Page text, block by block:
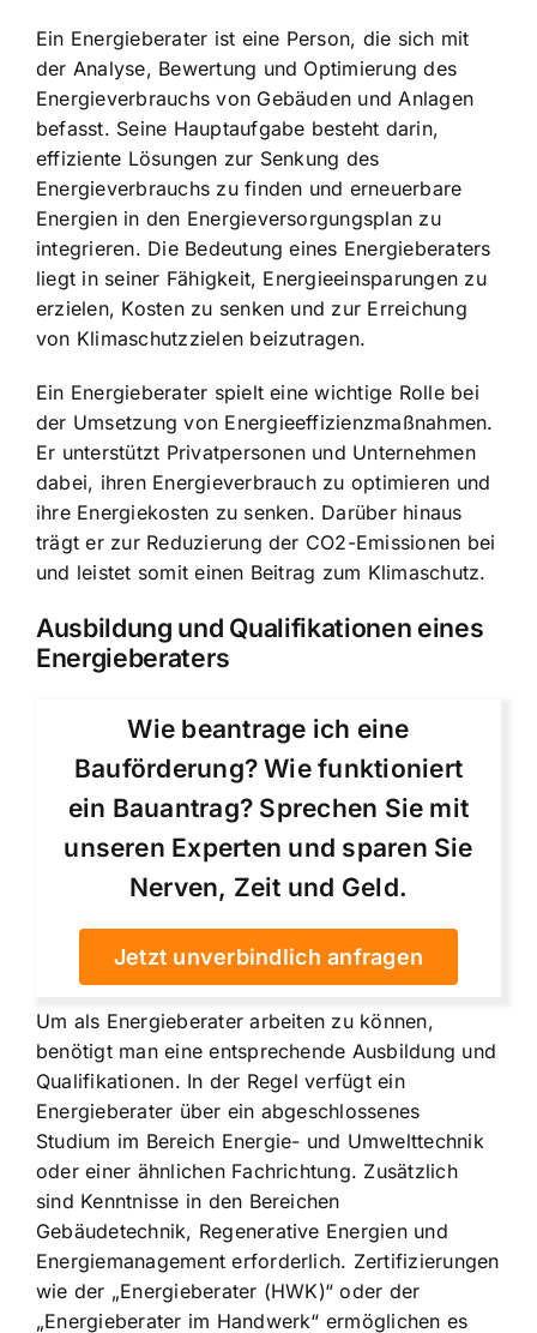
Ein Energieberater ist eine Person, die sich mit
der Analyse, Bewertung und Optimierung des
Energieverbrauchs von Gebäuden und Anlagen
befasst. Seine Hauptaufgabe besteht darin,
effiziente Lösungen zur Senkung des
Energieverbrauchs zu finden und erneuerbare
Energien in den Energieversorgungsplan zu
integrieren. Die Bedeutung eines Energieberaters
liegt in seiner Fähigkeit, Energieeinsparungen zu
erzielen, Kosten zu senken und zur Erreichung
von Klimaschutzzielen beizutragen.
Ein Energieberater spielt eine wichtige Rolle bei
der Umsetzung von Energieeffizienzmaßnahmen.
Er unterstützt Privatpersonen und Unternehmen
dabei, ihren Energieverbrauch zu optimieren und
ihre Energiekosten zu senken. Darüber hinaus
trägt er zur Reduzierung der CO2-Emissionen bei
und leistet somit einen Beitrag zum Klimaschutz.
Ausbildung und Qualifikationen eines
Energieberaters
Wie beantrage ich eine
Bauförderung? Wie funktioniert
ein Bauantrag? Sprechen Sie mit
unseren Experten und sparen Sie
Nerven, Zeit und Geld.
Jetzt unverbindlich anfragen
Um als Energieberater arbeiten zu können,
benötigt man eine entsprechende Ausbildung und
Qualifikationen. In der Regel verfügt ein
Energieberater über ein abgeschlossenes
Studium im Bereich Energie- und Umwelttechnik
oder einer ähnlichen Fachrichtung. Zusätzlich
sind Kenntnisse in den Bereichen
Gebäudetechnik, Regenerative Energien und
Energiemanagement erforderlich. Zertifizierungen
wie der „Energieberater (HWK)“ oder der
„Energieberater im Handwerk“ ermöglichen es